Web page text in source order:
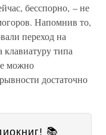
бесспорно, – не
Напомнив то,
переход на
клавиатуру типа
можно
достаточно
📚